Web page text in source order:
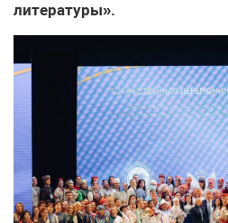
литературы».